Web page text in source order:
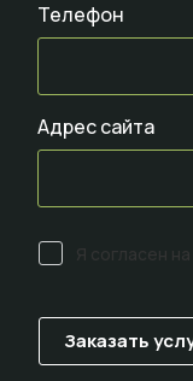
Телефон
Адрес сайта
Я согласен на